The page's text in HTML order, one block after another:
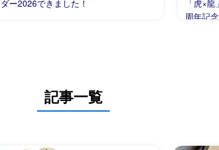
ダー2026できました！
「虎×
周年記
記事一覧